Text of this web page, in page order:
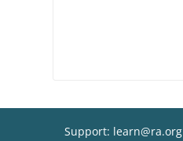
Support: learn@ra.org